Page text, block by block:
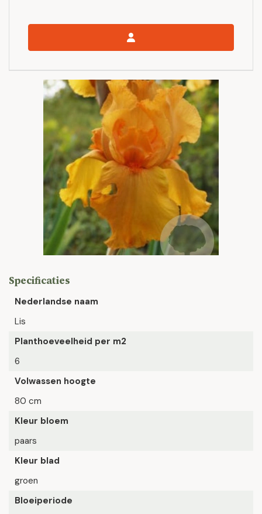
Specificaties
Nederlandse naam
Lis
Planthoeveelheid per m2
6
Volwassen hoogte
80 cm
Kleur bloem
paars
Kleur blad
groen
Bloeiperiode